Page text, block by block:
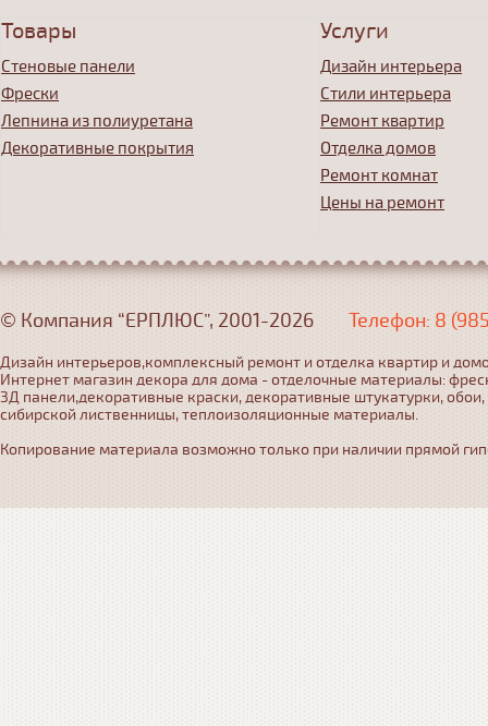
Товары
Стеновые панели
Фрески
Лепнина из полиуретана
Декоративные покрытия
Услуги
Дизайн интерьера
Стили интерьера
Ремонт квартир
Отделка домов
Ремонт комнат
Цены на ремонт
© Компания “ЕРПЛЮС”, 2001-2026 Телефон: 8
Дизайн интерьеров,комплексный ремонт и отделка квартир и
Интернет магазин декора для дома - отделочные материалы:
3Д панели,декоративные краски, декоративные штукатурки,
сибирской лиственницы, теплоизоляционные материалы.
Копирование материала возможно только при наличии прямой